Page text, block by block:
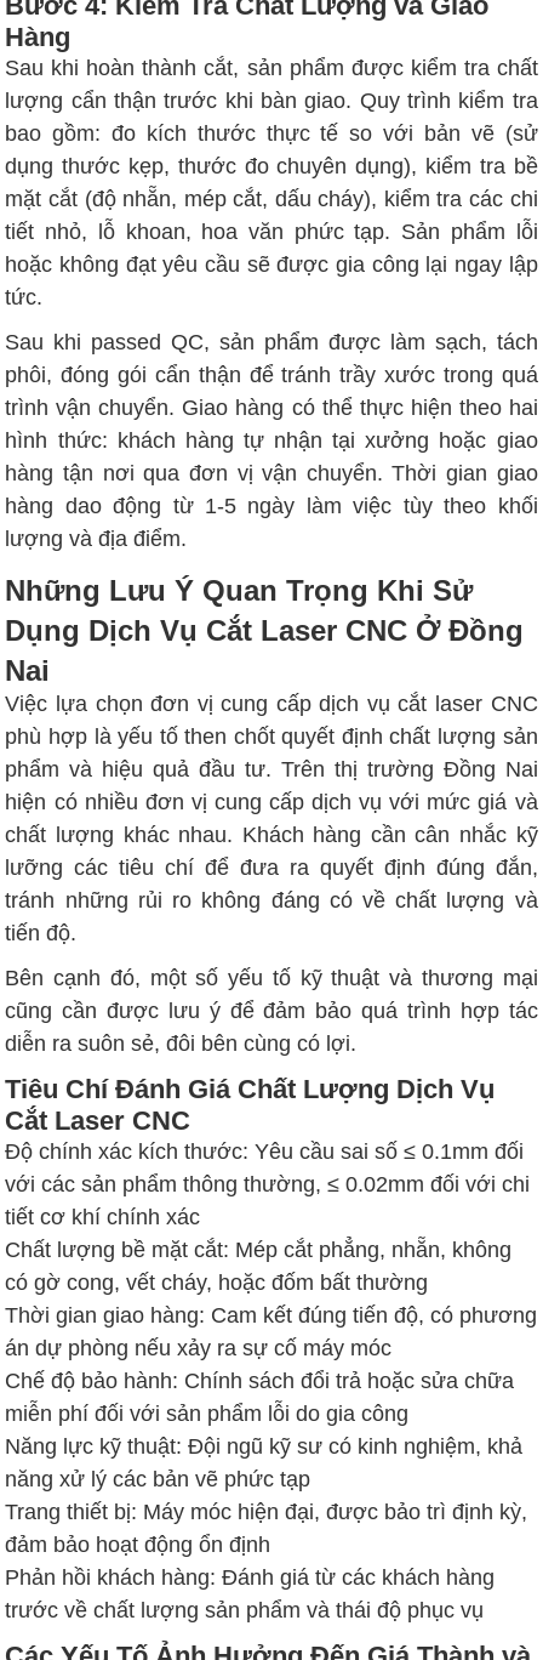
Hàng
Sau khi hoàn thành cắt, sản phẩm được kiểm tra chất
lượng cẩn thận trước khi bàn giao. Quy trình kiểm tra
bao gồm: đo kích thước thực tế so với bản vẽ (sử
dụng thước kẹp, thước đo chuyên dụng), kiểm tra bề
mặt cắt (độ nhẵn, mép cắt, dấu cháy), kiểm tra các chi
tiết nhỏ, lỗ khoan, hoa văn phức tạp. Sản phẩm lỗi
hoặc không đạt yêu cầu sẽ được gia công lại ngay lập
tức.
Sau khi passed QC, sản phẩm được làm sạch, tách
phôi, đóng gói cẩn thận để tránh trầy xước trong quá
trình vận chuyển. Giao hàng có thể thực hiện theo hai
hình thức: khách hàng tự nhận tại xưởng hoặc giao
hàng tận nơi qua đơn vị vận chuyển. Thời gian giao
hàng dao động từ 1-5 ngày làm việc tùy theo khối
lượng và địa điểm.
Những Lưu Ý Quan Trọng Khi Sử
Dụng Dịch Vụ Cắt Laser CNC Ở Đồng
Nai
Việc lựa chọn đơn vị cung cấp dịch vụ cắt laser CNC
phù hợp là yếu tố then chốt quyết định chất lượng sản
phẩm và hiệu quả đầu tư. Trên thị trường Đồng Nai
hiện có nhiều đơn vị cung cấp dịch vụ với mức giá và
chất lượng khác nhau. Khách hàng cần cân nhắc kỹ
lưỡng các tiêu chí để đưa ra quyết định đúng đắn,
tránh những rủi ro không đáng có về chất lượng và
tiến độ.
Bên cạnh đó, một số yếu tố kỹ thuật và thương mại
cũng cần được lưu ý để đảm bảo quá trình hợp tác
diễn ra suôn sẻ, đôi bên cùng có lợi.
Tiêu Chí Đánh Giá Chất Lượng Dịch Vụ
Cắt Laser CNC
Độ chính xác kích thước: Yêu cầu sai số ≤ 0.1mm đối
với các sản phẩm thông thường, ≤ 0.02mm đối với chi
tiết cơ khí chính xác
Chất lượng bề mặt cắt: Mép cắt phẳng, nhẵn, không
có gờ cong, vết cháy, hoặc đốm bất thường
Thời gian giao hàng: Cam kết đúng tiến độ, có phương
án dự phòng nếu xảy ra sự cố máy móc
Chế độ bảo hành: Chính sách đổi trả hoặc sửa chữa
miễn phí đối với sản phẩm lỗi do gia công
Năng lực kỹ thuật: Đội ngũ kỹ sư có kinh nghiệm, khả
năng xử lý các bản vẽ phức tạp
Trang thiết bị: Máy móc hiện đại, được bảo trì định kỳ,
đảm bảo hoạt động ổn định
Phản hồi khách hàng: Đánh giá từ các khách hàng
trước về chất lượng sản phẩm và thái độ phục vụ